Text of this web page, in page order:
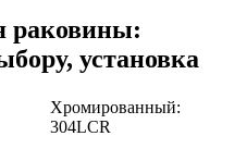
раковины:
установка
Хромированный:
304LCR